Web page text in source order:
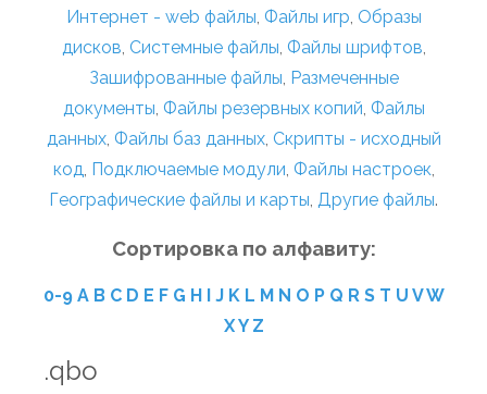
Интернет - web файлы, Файлы игр, Образы
дисков, Системные файлы, Файлы шрифтов,
Зашифрованные файлы, Размеченные
документы, Файлы резервных копий, Файлы
данных, Файлы баз данных, Скрипты - исходный
код, Подключаемые модули, Файлы настроек,
Географические файлы и карты, Другие файлы.
Сортировка по алфавиту:
0-9 A B C D E F G H I J K L M N O P Q R S T U VW
XY Z
.qbo